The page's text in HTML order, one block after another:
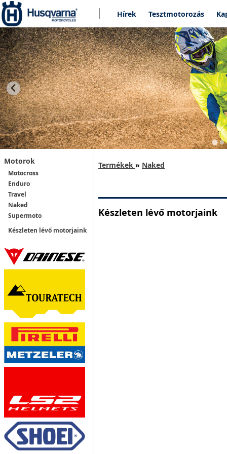
Hírek Tesztmotorozás
Motorok
Motocross
Enduro
Travel
Naked
Supermoto
Készleten lévő motorjaink
Termékek » Naked
Készleten lévő motorjaink